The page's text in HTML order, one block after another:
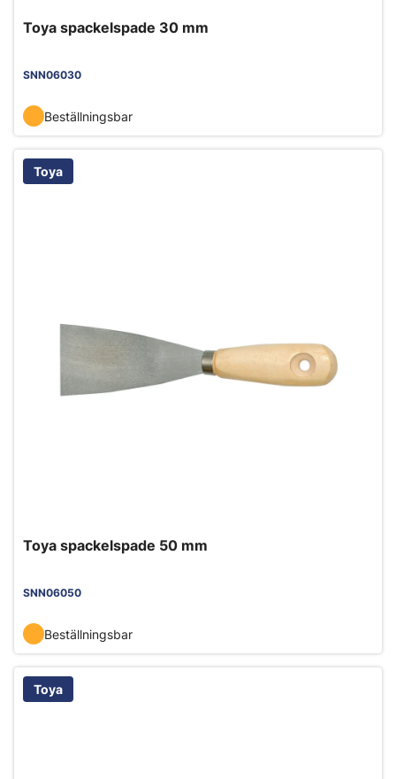
Toya spackelspade 30 mm
SNN06030
Beställningsbar
Toya
Toya spackelspade 50 mm
SNN06050
Beställningsbar
Toya